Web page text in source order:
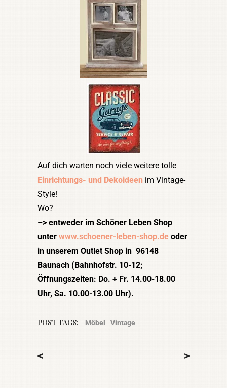
Auf dich warten noch viele weitere tolle
Einrichtungs- und Dekoideen im Vintage-
Style!
Wo?
–> entweder im Schöner Leben Shop
unter www.schoener-leben-shop.de oder
in unserem Outlet Shop in 96148
Baunach (Bahnhofstr. 10-12;
Öffnungszeiten: Do. + Fr. 14.00-18.00
Uhr, Sa. 10.00-13.00 Uhr).
POST TAGS: Möbel Vintage
< >